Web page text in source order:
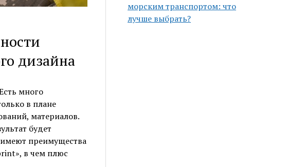
дизайна
много
в плане
материалов.
будет
преимущества
в чем плюс
морским транспортом: что
лучше выбрать?